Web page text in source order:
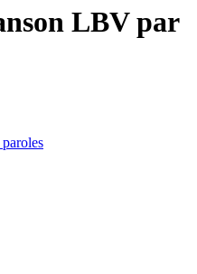
LBV par